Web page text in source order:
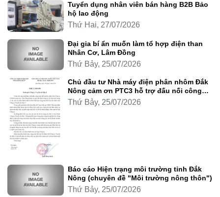
Tuyển dụng nhân viên bán hàng B2B Bảo
hộ lao động
Thứ Hai, 27/07/2026
Đại gia bí ẩn muốn làm tổ hợp điện than
Nhân Cơ, Lâm Đồng
Thứ Bảy, 25/07/2026
Chủ đầu tư Nhà máy điện phân nhôm Đắk
Nông cảm ơn PTC3 hỗ trợ đấu nối công
trình
Thứ Bảy, 25/07/2026
Báo cáo Hiện trạng môi trường tỉnh Đắk
Nông (chuyên đề "Môi trường nông thôn")
Thứ Bảy, 25/07/2026